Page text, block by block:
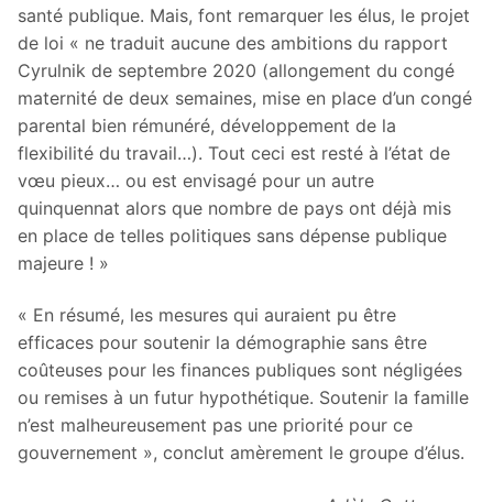
santé publique. Mais, font remarquer les élus, le projet
de loi « ne traduit aucune des ambitions du rapport
Cyrulnik de septembre 2020 (allongement du congé
maternité de deux semaines, mise en place d’un congé
parental bien rémunéré, développement de la
flexibilité du travail…). Tout ceci est resté à l’état de
vœu pieux… ou est envisagé pour un autre
quinquennat alors que nombre de pays ont déjà mis
en place de telles politiques sans dépense publique
majeure ! »
« En résumé, les mesures qui auraient pu être
efficaces pour soutenir la démographie sans être
coûteuses pour les finances publiques sont négligées
ou remises à un futur hypothétique. Soutenir la famille
n’est malheureusement pas une priorité pour ce
gouvernement », conclut amèrement le groupe d’élus.